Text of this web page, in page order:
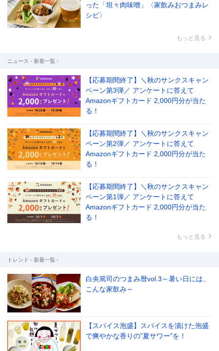
った「坦々肉味噌」〈家飲みおつまみレ
シピ〉
もっと見る
ニュース - 新着一覧 -
【応募期間終了】＼秋のサンクスキャン
ペーン第3弾／ アンケートに答えて
Amazonギフトカード 2,000円分が当た
る！
【応募期間終了】＼秋のサンクスキャン
ペーン第2弾／ アンケートに答えて
Amazonギフトカード 2,000円分が当た
る！
【応募期間終了】＼秋のサンクスキャン
ペーン第1弾／ アンケートに答えて
Amazonギフトカード 2,000円分が当た
る！
もっと見る
トレンド - 新着一覧 -
白央篤司のつまみ暦vol.3～暑い日には、
こんな家飲み～
【スパイス泡盛】スパイスを漬けた泡盛
で爽やかな香りの‟夏サワー”を！